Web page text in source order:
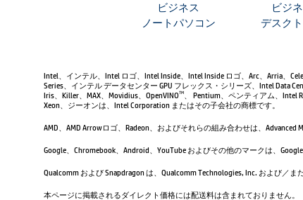
ビジネス
ノートパソコン
ビジ
デスク
Intel、インテル、Intel ロゴ、Intel Inside、Intel Inside ロゴ、Arc、Arria、
Series、インテル データセンター GPU フレックス・シリーズ、Intel Data
Iris、Killer、MAX、Movidius、OpenVINOTM
、 Pentium、ペンティアム、Intel
Xeon、ジーオンは、Intel Corporation またはその子会社の商標です。
AMD、AMD Arrowロゴ、Radeon、およびそれらの組み合わせは、Advanced
Google、Chromebook、Android、YouTube およびその他のマークは、
Qualcomm および Snapdragon は、Qualcomm Technologies, Inc. および／
本ページに掲載されるダイレクト価格には配送料は含まれておりません。